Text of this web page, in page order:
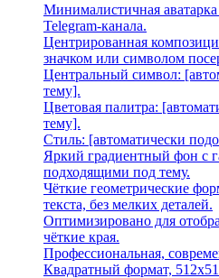
Минималистичная
Telegram-канала.
Центрированная
значком или символом
Центральный символ:
тему].
Цветовая палитра:
тему].
Стиль: [автоматически
Яркий градиентный фон с
подходящими под тему.
Чёткие геометрические
текста, без мелких деталей.
Оптимизировано для
чёткие края.
Профессиональная,
Квадратный формат,